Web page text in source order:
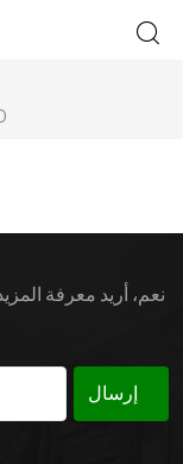
نعم، أريد معرفة
إرسال